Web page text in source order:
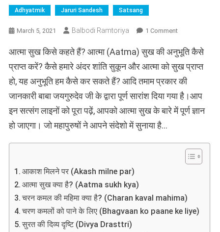
Adhyatmik Jaruri Sandesh Satsang
March 5, 2021 Balbodi Ramtoriya 1 CommentOn
सुख
और
कैसे
–
साधक
को
प्राप्त
आत्मा सुख किसे कहते हैं? आत्मा (Aatma) सुख की अनुभूति कैसे
प्राप्त करें? कैसे हमारे अंदर शांति सुकून और आत्मा को सुख प्राप्त
हो, यह अनुभूति हम कैसे कर सकते हैं? आदि तमाम प्रकार की
जानकारी बाबा जयगुरुदेव जी के द्वारा पूर्ण सारांश दिया गया है।आप
इन सत्संग लाइनों को पूरा पढ़ें, आपको आत्मा सुख के बारे में पूर्ण ज्ञान
हो जाएगा। जो महापुरुषों ने आपने संदेशो में सुनाया है…
आकाश मिलने पर (Akash milne par)
आत्मा सुख क्या है? (Aatma sukh kya)
चरन कमल की महिमा क्या है? (Charan kaval mahima)
चरण कमलों को पाने के लिए (Bhagvaan ko paane ke liye)
सुरत की दिव्य दृष्टि (Divya Drasttri)